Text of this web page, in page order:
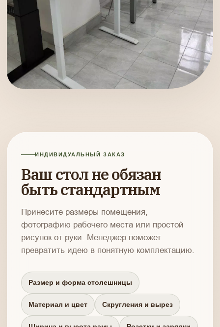
ИНДИВИДУАЛЬНЫЙ ЗАКАЗ
Ваш стол не обязан
быть стандартным
Принесите размеры помещения,
фотографию рабочего места или простой
рисунок от руки. Менеджер поможет
превратить идею в понятную комплектацию.
Размер и форма столешницы
Материал и цвет Скругления и вырез